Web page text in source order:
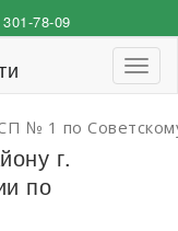
78-09
№ 1 по
г.
по